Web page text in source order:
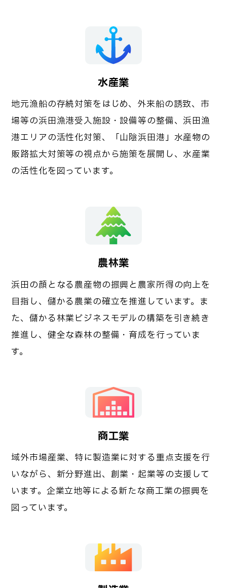
水産業
地元漁船の存続対策をはじめ、外来船の誘致、市
場等の浜田漁港受入施設・設備等の整備、浜田漁
港エリアの活性化対策、「山陰浜田港」水産物の
販路拡大対策等の視点から施策を展開し、水産業
の活性化を図っています。
農林業
浜田の顔となる農産物の振興と農家所得の向上を
目指し、儲かる農業の確立を推進しています。ま
た、儲かる林業ビジネスモデルの構築を引き続き
推進し、健全な森林の整備・育成を行っていま
す。
商工業
域外市場産業、特に製造業に対する重点支援を行
いながら、新分野進出、創業・起業等の支援して
います。企業立地等による新たな商工業の振興を
図っています。